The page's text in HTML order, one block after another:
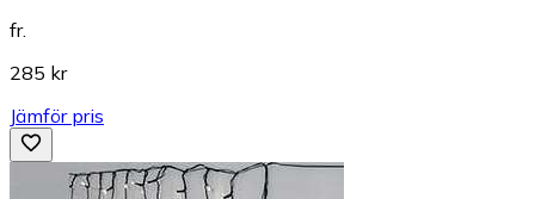
fr.
285 kr
Jämför pris